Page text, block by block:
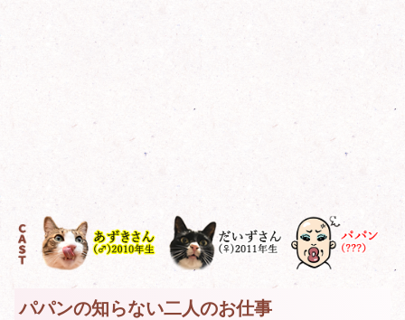
パパンの知らない二人のお仕事